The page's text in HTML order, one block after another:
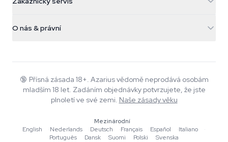
Nederland
+31(0)204897914
Kouzelné houby
Smokeshop
Pravidla vrácení
Časté dotazy
Zásady ochrany osobních údajů
O nás & právní
Wiki
Blog
Autoři
Nástroje a kalkulačky
🔞 Přísná zásada 18+. Azarius vědomě neprodává osobám
mladším 18 let. Zadáním objednávky potvrzujete, že jste
plnoletí ve své zemi. Naše zásady věku
Mezinárodní
English
·Nederlands ·Deutsch ·Français ·Español ·Italiano
·
Português
·Dansk ·Suomi ·Polski ·Svenska